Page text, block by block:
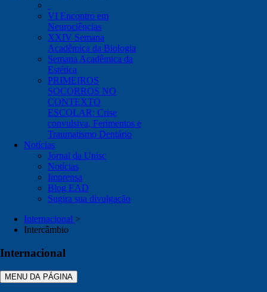
VI Encontro em
Neurociências
XXIV Semana
Acadêmica da Biologia
Semana Acadêmica da
Estética
PRIMEIROS
SOCORROS NO
CONTEXTO
ESCOLAR: Crise
convulsiva, Ferimentos e
Traumatismo Dentário
Notícias
Jornal da Unisc
Notícias
Imprensa
Blog EAD
Sugira sua divulgação
Internacional >
Intercâmbio
Internacional
MENU DA PÁGINA